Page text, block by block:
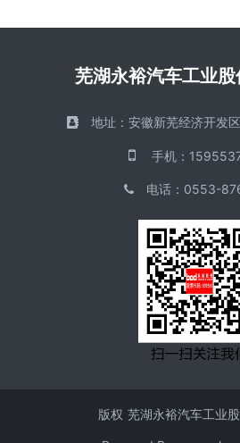
芜湖永裕汽车工业股
地址： 安徽新芜经济开发
手机 ：
电话： 0553-
版权 芜湖永裕汽车工业